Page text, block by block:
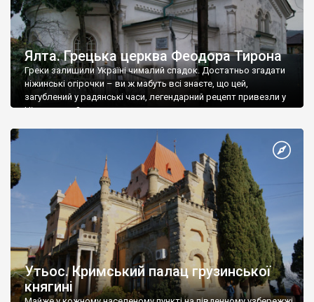
Ялта. Грецька церква Феодора Тирона
Греки залишили Україні чималий спадок. Достатньо згадати
ніжинські огірочки – ви ж мабуть всі знаєте, що цей,
загублений у радянські часи, легендарний рецепт привезли у
Ніжин греки?
Утьос. Кримський палац грузинської
княгині